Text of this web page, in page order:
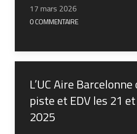
17 mars 2026
0 COMMENTAIRE
L’UC Aire
piste et EDV les 21
2025